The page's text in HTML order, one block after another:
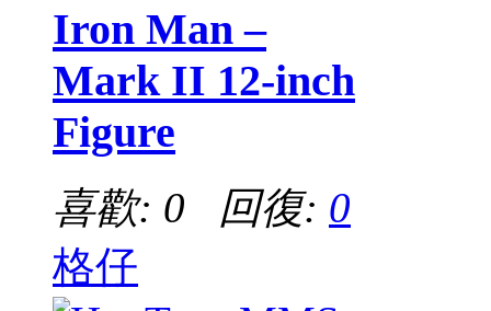
Iron Man –
Mark II 12-inch
Figure
喜歡: 0 回復: 0
格仔